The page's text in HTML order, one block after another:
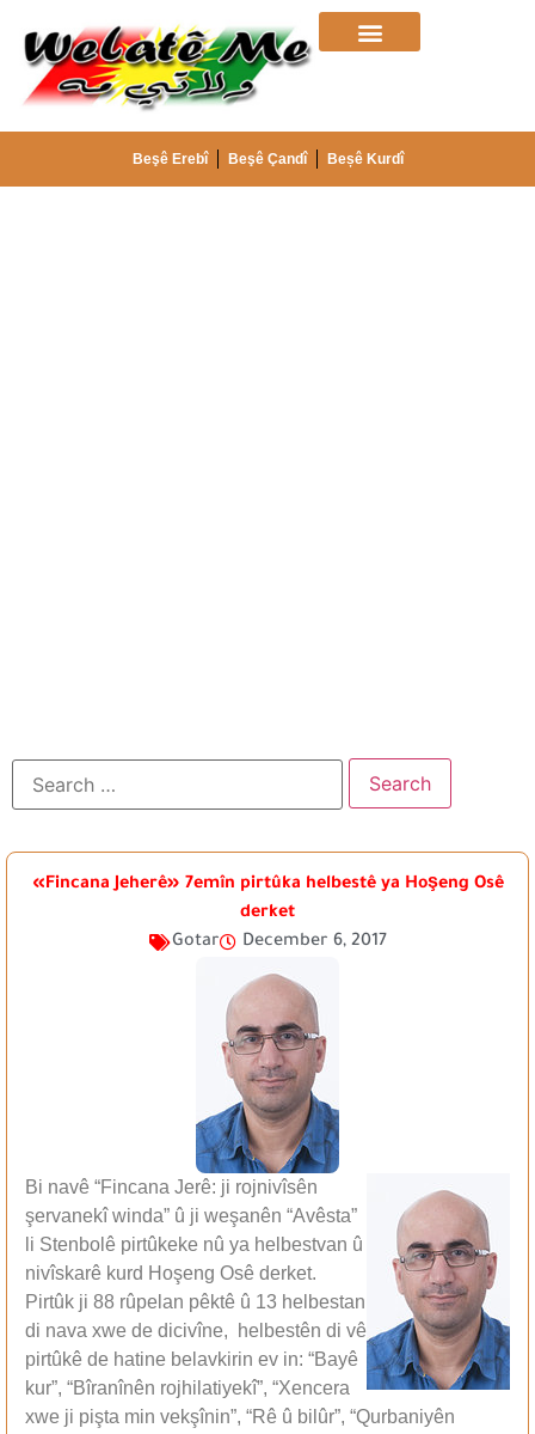
Beşê Erebî Beşê Çandî Beșê Kurdî
«Fincana Jeherê» 7emîn pirtûka helbestê ya Hoşeng Osê
derket
Gotar
December 6, 2017
Bi navê “Fincana Jerê: ji rojnivîsên
şervanekî winda” û ji weşanên “Avêsta”
li Stenbolê pirtûkeke nû ya helbestvan û
nivîskarê kurd Hoşeng Osê derket.
Pirtûk ji 88 rûpelan pêktê û 13 helbestan
di nava xwe de dicivîne, helbestên di vê
pirtûkê de hatine belavkirin ev in: “Bayê
kur”, “Bîranînên rojhilatiyekî”, “Xencera
xwe ji pişta min vekşînin”, “Rê û bilûr”, “Qurbaniyên